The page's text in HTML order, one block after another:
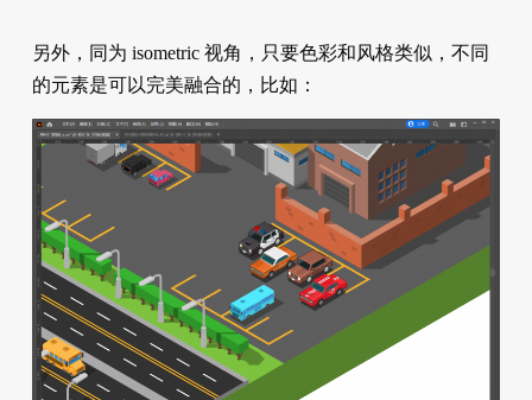
另外，同为 isometric 视角，只要色彩和风格类似，不同
的元素是可以完美融合的，比如：